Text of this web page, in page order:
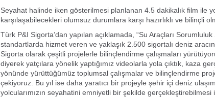
Seyahat halinde iken gösterilmesi planlanan 4.5 dakikalık film ile
karşılaşabilecekleri olumsuz durumlara karşı hazırlıklı ve bilinçli
Türk P&I Sigorta’dan yapılan açıklamada, “Su Araçları
standartlarda hizmet veren ve yaklaşık 2.500 sigortalı deniz
Sigorta olarak çeşitli projelerle bilinçlendirme çalışmaları
diyerek yatçılara yönelik yaptığımız videolarla yola çıktık, kaza
yönünde yürüttüğümüz toplumsal çalışmalar ve bilinçlendirme
çekiyoruz. Bu yıl ise daha yaratıcı bir projeyle şehir içi deniz
yolcularımızın seyahatini emniyetli bir şekilde